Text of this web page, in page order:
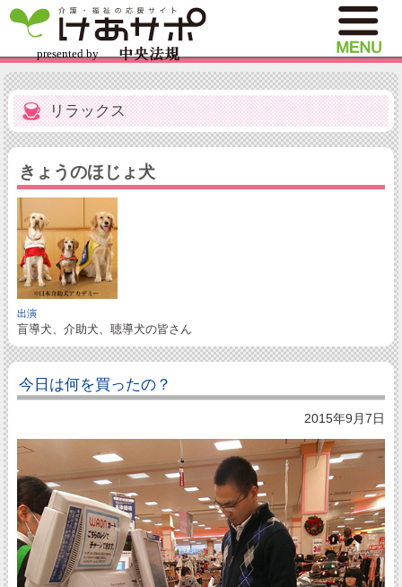
リラックス
きょうのほじょ犬
出演
盲導犬、介助犬、聴導犬の皆さん
今日は何を買ったの？
2015年9月7日